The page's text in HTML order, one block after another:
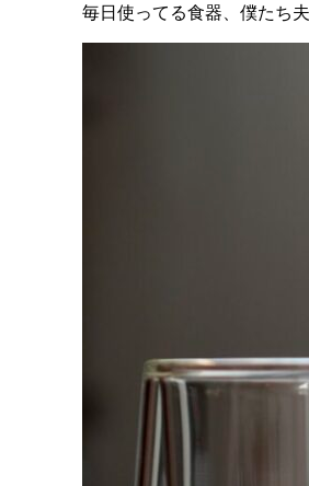
毎日使ってる食器、僕たち